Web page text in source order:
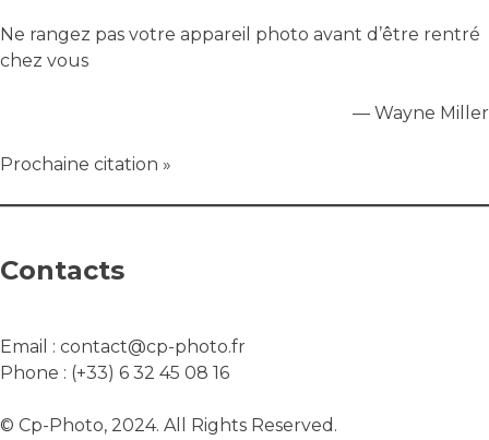
Ne rangez pas votre appareil photo avant d’être rentré
chez vous
— Wayne Miller
Prochaine citation »
Contacts
Email : contact@cp-photo.fr
Phone : (+33) 6 32 45 08 16
© Cp-Photo, 2024. All Rights Reserved.